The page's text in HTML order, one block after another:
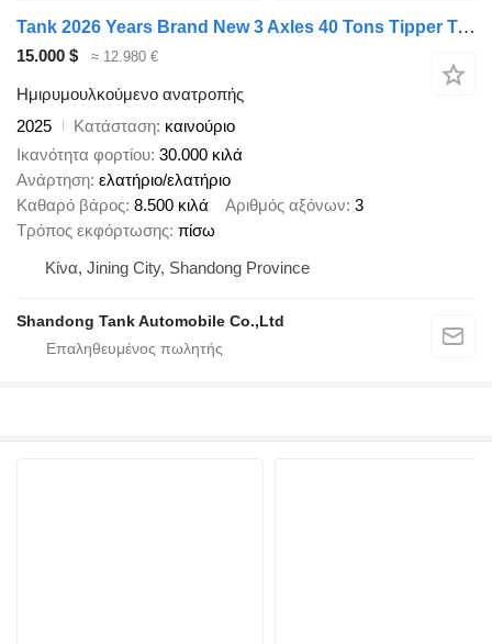
Tank 2026 Years Brand New 3 Axles 40 Tons Tipper Trailer For Sale
15.000 $ ≈ 12.980 €
Ημιρυμουλκούμενο ανατροπής
2025
Κατάσταση καινούριο
Ικανότητα φορτίου 30.000 κιλά
Ανάρτηση ελατήριο/ελατήριο
Καθαρό βάρος 8.500 κιλά Αριθμός αξόνων 3
Τρόπος εκφόρτωσης πίσω
Κίνα, Jining City, Shandong Province
Shandong Tank Automobile Co.,Ltd